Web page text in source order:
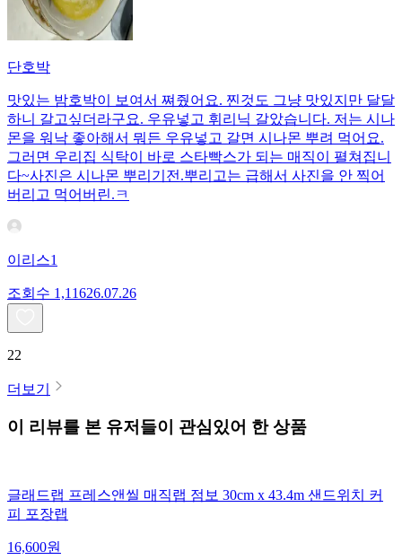
단호박
맛있는 밤호박이 보여서 쪄줬어요. 찐것도 그냥 맛있지만 달달
하니 갈고싶더라구요. 우유넣고 휘리닉 갈았습니다. 저는 시나
몬을 워낙 좋아해서 뭐든 우유넣고 갈면 시나몬 뿌려 먹어요.
그러면 우리집 식탁이 바로 스타빡스가 되는 매직이 펼쳐집니
다~사진은 시나몬 뿌리기전.뿌리고는 급해서 사진을 안 찍어
버리고 먹어버린.ㅋ
이리스1
조회수 1,11626.07.26
22
더보기
이 리뷰를 본 유저들이 관심있어 한 상품
글래드랩 프레스앤씰 매직랩 점보 30cm x 43.4m 샌드위치 커
피 포장랩
16,600원